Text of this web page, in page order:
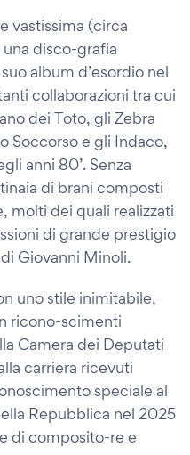
vastissima (circa
disco-grafia
album d’esordio nel
collaborazioni tra cui
dei Toto, gli Zebra
Soccorso e gli Indaco,
anni 80’. Senza
di brani composti
molti dei quali realizzati
di grande prestigio
Giovanni Minoli.
uno stile inimitabile,
ricono-scimenti
Camera dei Deputati
carriera ricevuti
speciale al
Repubblica nel 2025
di composito-re e